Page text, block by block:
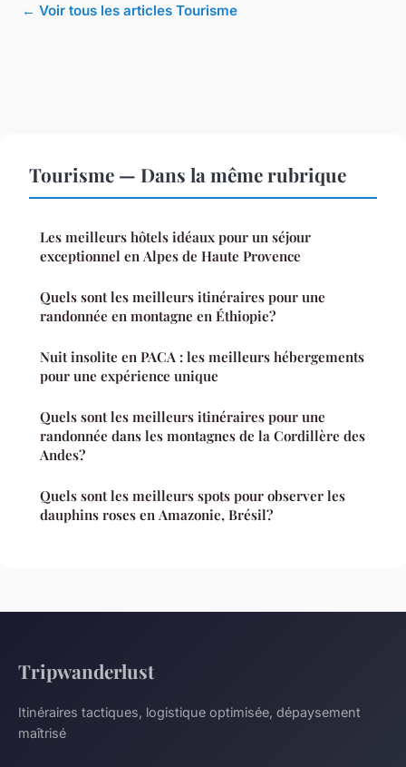
← Voir tous les articles Tourisme
Tourisme — Dans la même rubrique
Les meilleurs hôtels idéaux pour un séjour
exceptionnel en Alpes de Haute Provence
Quels sont les meilleurs itinéraires pour une
randonnée en montagne en Éthiopie?
Nuit insolite en PACA : les meilleurs hébergements
pour une expérience unique
Quels sont les meilleurs itinéraires pour une
randonnée dans les montagnes de la Cordillère des
Andes?
Quels sont les meilleurs spots pour observer les
dauphins roses en Amazonie, Brésil?
Tripwanderlust
Itinéraires tactiques, logistique optimisée, dépaysement
maîtrisé